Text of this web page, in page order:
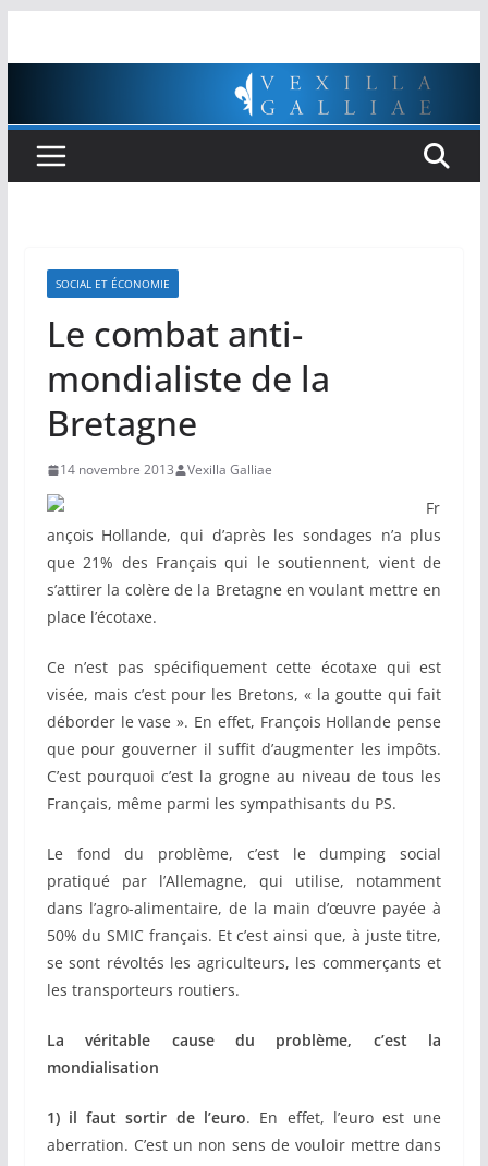
SOCIAL ET ÉCONOMIE
Le combat anti-
mondialiste de la
Bretagne
14 novembre 2013 Vexilla Galliae
Fr
ançois Hollande, qui d’après les sondages n’a plus
que 21% des Français qui le soutiennent, vient de
s’attirer la colère de la Bretagne en voulant mettre en
place l’écotaxe.
Ce n’est pas spécifiquement cette écotaxe qui est
visée, mais c’est pour les Bretons, « la goutte qui fait
déborder le vase ». En effet, François Hollande pense
que pour gouverner il suffit d’augmenter les impôts.
C’est pourquoi c’est la grogne au niveau de tous les
Français, même parmi les sympathisants du PS.
Le fond du problème, c’est le dumping social
pratiqué par l’Allemagne, qui utilise, notamment
dans l’agro-alimentaire, de la main d’œuvre payée à
50% du SMIC français. Et c’est ainsi que, à juste titre,
se sont révoltés les agriculteurs, les commerçants et
les transporteurs routiers.
La véritable cause du problème, c’est la
mondialisation
1) il faut sortir de l’euro. En effet, l’euro est une
aberration. C’est un non sens de vouloir mettre dans